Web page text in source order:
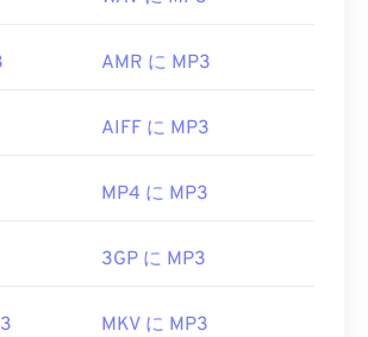
standards/mpeg-
AMR に MP3
AIFF に MP3
MP4 に MP3
3GP に MP3
MKV に MP3